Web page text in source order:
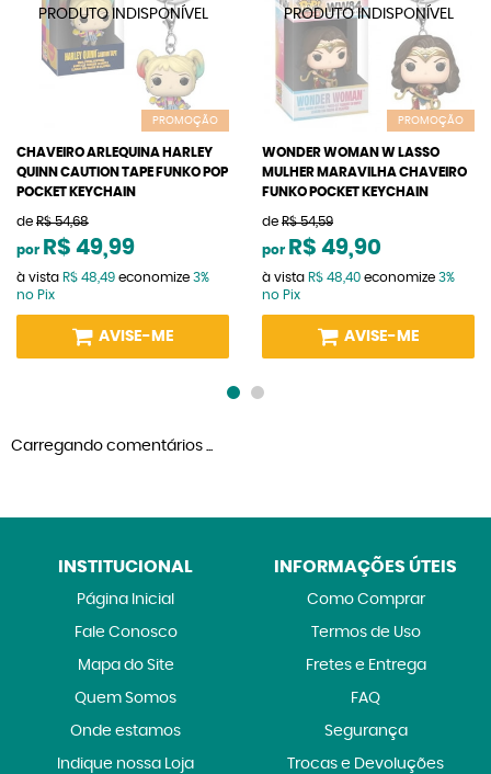
PROMOÇÃO
CHAVEIRO ARLEQUINA HARLEY
QUINN CAUTION TAPE FUNKO POP
POCKET KEYCHAIN
de R$ 54,68
por R$ 49,99
à vista R$ 48,49 economize 3%
no Pix
AVISE-ME
PROMOÇÃO
WONDER WOMAN W LASSO
MULHER MARAVILHA CHAVEIRO
FUNKO POCKET KEYCHAIN
de R$ 54,59
por R$ 49,90
à vista R$ 48,40 economize 3%
no Pix
AVISE-ME
Carregando comentários ...
INSTITUCIONAL
Página Inicial
Fale Conosco
Mapa do Site
Quem Somos
Onde estamos
Indique nossa Loja
INFORMAÇÕES ÚTEIS
Como Comprar
Termos de Uso
Fretes e Entrega
FAQ
Segurança
Trocas e Devoluções